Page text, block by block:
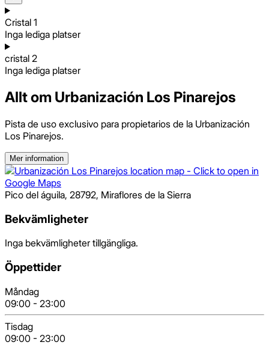
Cristal 1
Inga lediga platser
cristal 2
Inga lediga platser
Allt om Urbanización Los Pinarejos
Pista de uso exclusivo para propietarios de la Urbanización
Los Pinarejos.
Mer information
Pico del águila, 28792, Miraflores de la Sierra
Bekvämligheter
Inga bekvämligheter tillgängliga.
Öppettider
Måndag
09:00 - 23:00
Tisdag
09:00 - 23:00